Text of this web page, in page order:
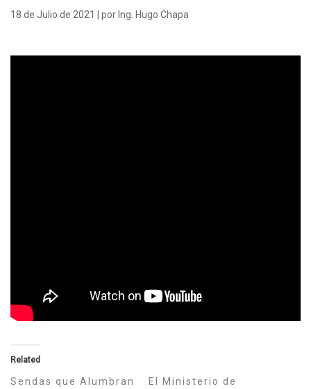
18 de Julio de 2021 | por Ing. Hugo Chapa
Related
Sendas que Alumbran
El Ministerio de